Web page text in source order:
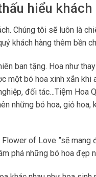
hiểu khách
Chúng tôi sẽ luôn là
khách hàng thêm bền
ban tặng. Hoa như
một bó hoa xinh xắn
đối tác…Tiệm Hoa
những bó hoa, giỏ
of Love ”sẽ mang
phá những bó hoa đẹp